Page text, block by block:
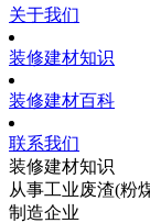
关于我们
装修建材知识
装修建材百科
联系我们
装修建材知识
从事工业废渣(粉
制造企业